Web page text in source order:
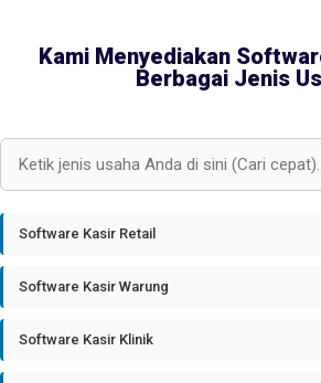
Kami Menyediakan
Berbagai Jenis
Software Kasir Retail
Software Kasir Warung
Software Kasir Klinik